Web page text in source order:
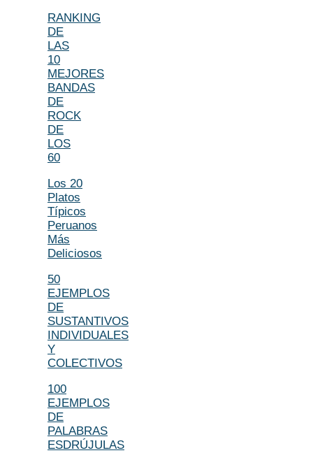
RANKING
DE
LAS
10
MEJORES
BANDAS
DE
ROCK
DE
LOS
60
Los 20
Platos
Típicos
Peruanos
Más
Deliciosos
50
EJEMPLOS
DE
SUSTANTIVOS
INDIVIDUALES
Y
COLECTIVOS
100
EJEMPLOS
DE
PALABRAS
ESDRÚJULAS